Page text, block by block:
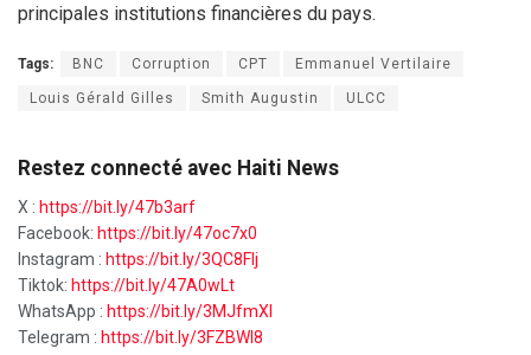
principales institutions financières du pays.
Tags: BNC Corruption CPT Emmanuel Vertilaire
Louis Gérald Gilles Smith Augustin ULCC
Restez connecté avec Haiti News
X : https://bit.ly/47b3arf
Facebook: https://bit.ly/47oc7x0
Instagram : https://bit.ly/3QC8FIj
Tiktok: https://bit.ly/47A0wLt
WhatsApp : https://bit.ly/3MJfmXI
Telegram : https://bit.ly/3FZBWI8